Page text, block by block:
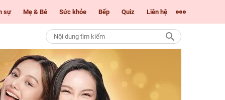
sự Mẹ & Bé Sức khỏe Bếp Quiz Liên hệ